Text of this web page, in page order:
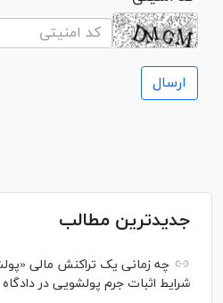
جدیدترین مطالب
چه زمانی یک تراکنش مالی
شرایط اثبات جرم پولشویی در دادگاه